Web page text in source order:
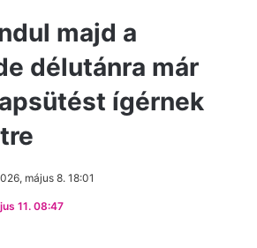
majd a
délutánra már
ígérnek
május 8. 18:01
11. 08:47